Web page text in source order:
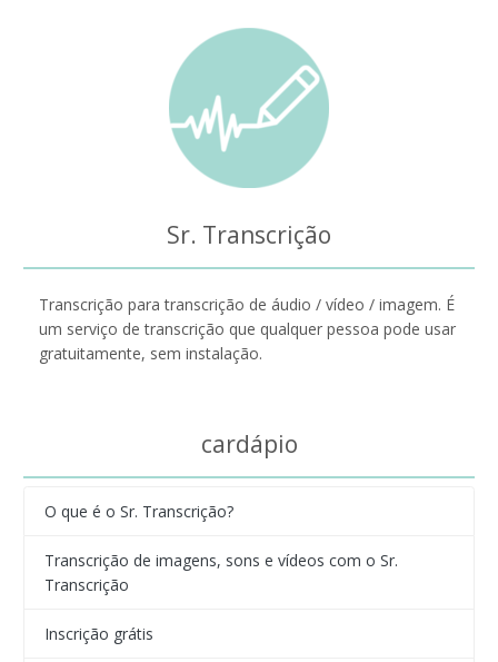
Sr. Transcrição
Transcrição para transcrição de áudio / vídeo / imagem. É
um serviço de transcrição que qualquer pessoa pode usar
gratuitamente, sem instalação.
cardápio
O que é o Sr. Transcrição?
Transcrição de imagens, sons e vídeos com o Sr.
Transcrição
Inscrição grátis